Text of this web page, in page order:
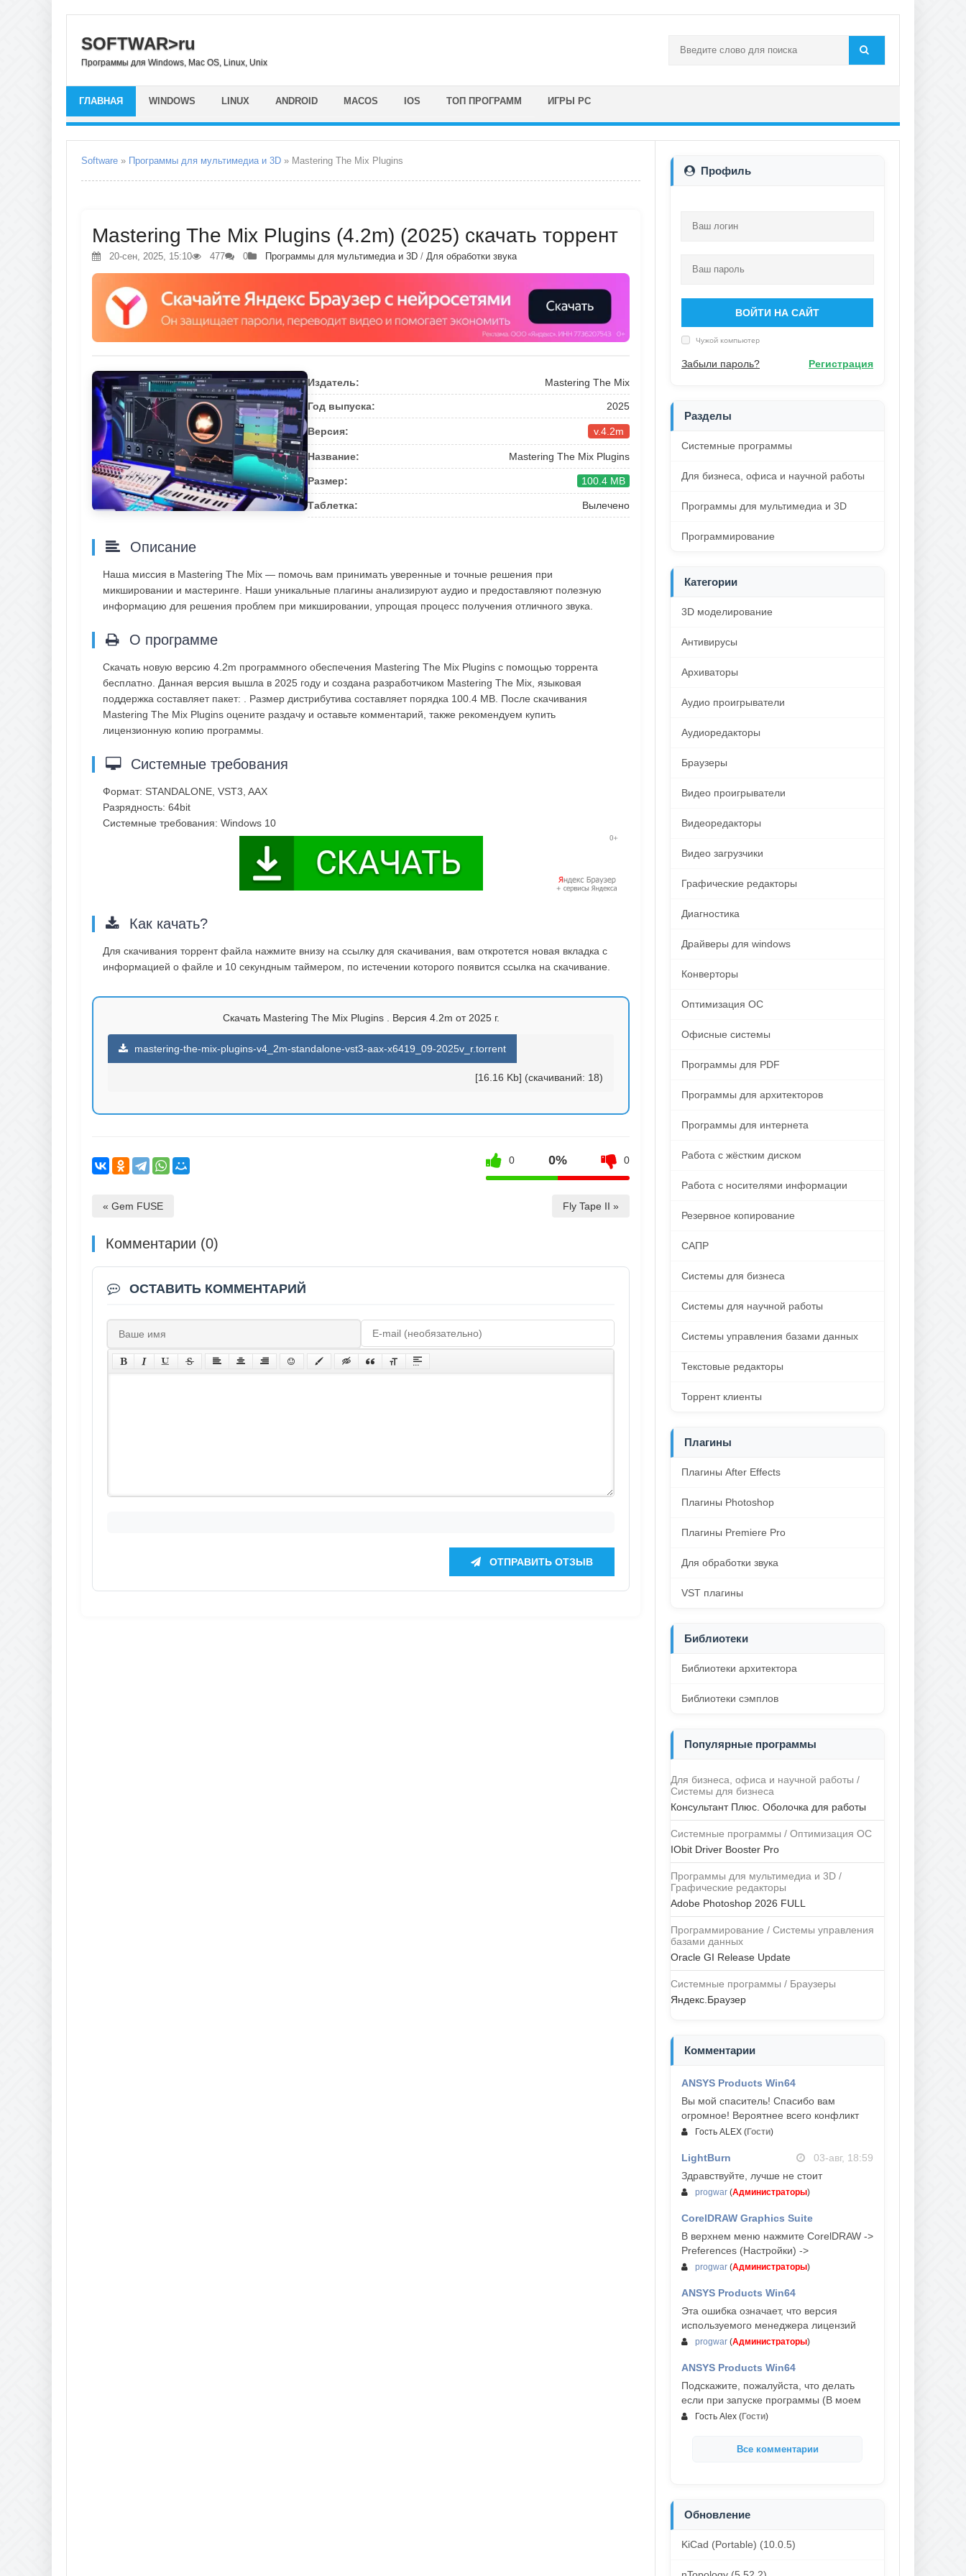
SOFTWAR>ru
Программы для Windows, Mac OS, Linux, Unix
ГЛАВНАЯ WINDOWS LINUX ANDROID MACOS IOS ТОП ПРОГРАММ ИГРЫ PC
Software » Программы для мультимедиа и 3D » Mastering The Mix Plugins
Mastering The Mix Plugins (4.2m) (2025) скачать торрент
20-сен, 2025, 15:10 477 0 Программы для мультимедиа и 3D / Для обработки звука
Издатель: Mastering The Mix
Год выпуска: 2025
Версия: v.4.2m
Название: Mastering The Mix Plugins
Размер: 100.4 MB
Таблетка: Вылечено
Описание
Наша миссия в Mastering The Mix — помочь вам принимать уверенные и точные решения при
микшировании и мастеринге. Наши уникальные плагины анализируют аудио и предоставляют полезную
информацию для решения проблем при микшировании, упрощая процесс получения отличного звука.
О программе
Скачать новую версию 4.2m программного обеспечения Mastering The Mix Plugins с помощью торрента
бесплатно. Данная версия вышла в 2025 году и создана разработчиком Mastering The Mix, языковая
поддержка составляет пакет: . Размер дистрибутива составляет порядка 100.4 MB. После скачивания
Mastering The Mix Plugins оцените раздачу и оставьте комментарий, также рекомендуем купить
лицензионную копию программы.
Системные требования
Формат: STANDALONE, VST3, AAX
Разрядность: 64bit
Системные требования: Windows 10
Как качать?
Для скачивания торрент файла нажмите внизу на ссылку для скачивания, вам откротется новая вкладка с
информацией о файле и 10 секундным таймером, по истечении которого появится ссылка на скачивание.
Скачать Mastering The Mix Plugins . Версия 4.2m от 2025 г.
mastering-the-mix-plugins-v4_2m-standalone-vst3-aax-x6419_09-2025v_r.torrent
[16.16 Kb] (cкачиваний: 18)
0 0% 0
« Gem FUSE Fly Tape II »
Комментарии (0)
ОСТАВИТЬ КОММЕНТАРИЙ
ОТПРАВИТЬ ОТЗЫВ
Профиль
ВОЙТИ НА САЙТ
Чужой компьютер
Забыли пароль? Регистрация
Разделы
Системные программы
Для бизнеса, офиса и научной работы
Программы для мультимедиа и 3D
Программирование
Категории
3D моделирование
Антивирусы
Архиваторы
Аудио проигрыватели
Аудиоредакторы
Браузеры
Видео проигрыватели
Видеоредакторы
Видео загрузчики
Графические редакторы
Диагностика
Драйверы для windows
Конверторы
Оптимизация ОС
Офисные системы
Программы для PDF
Программы для архитекторов
Программы для интернета
Работа с жёстким диском
Работа с носителями информации
Резервное копирование
САПР
Системы для бизнеса
Системы для научной работы
Системы управления базами данных
Текстовые редакторы
Торрент клиенты
Плагины
Плагины After Effects
Плагины Photoshop
Плагины Premiere Pro
Для обработки звука
VST плагины
Библиотеки
Библиотеки архитектора
Библиотеки сэмплов
Популярные программы
Для бизнеса, офиса и научной работы /
Системы для бизнеса
Консультант Плюс. Оболочка для работы
Системные программы / Оптимизация ОС
IObit Driver Booster Pro
Программы для мультимедиа и 3D /
Графические редакторы
Adobe Photoshop 2026 FULL
Программирование / Системы управления
базами данных
Oracle GI Release Update
Системные программы / Браузеры
Яндекс.Браузер
Комментарии
ANSYS Products Win64
Вы мой спаситель! Спасибо вам
огромное! Вероятнее всего конфликт
Гость ALEX (Гости)
LightBurn
03-авг, 18:59
Здравствуйте, лучше не стоит
progwar (Администраторы)
CorelDRAW Graphics Suite
03-авг, 18:58
В верхнем меню нажмите CorelDRAW ->
Preferences (Настройки) ->
progwar (Администраторы)
ANSYS Products Win64
Эта ошибка означает, что версия
используемого менеджера лицензий
progwar (Администраторы)
ANSYS Products Win64
Подскажите, пожалуйста, что делать
если при запуске программы (В моем
Гость Alex (Гости)
Все комментарии
Обновление
KiCad (Portable) (10.0.5)